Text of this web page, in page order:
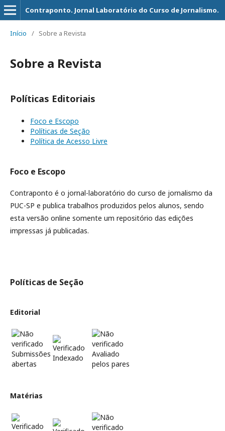
Contraponto. Jornal Laboratório do Curso de Jornalismo.
Início / Sobre a Revista
Sobre a Revista
Políticas Editoriais
Foco e Escopo
Políticas de Seção
Política de Acesso Livre
Foco e Escopo
Contraponto é o jornal-laboratório do curso de jornalismo da
PUC-SP e publica trabalhos produzidos pelos alunos, sendo
esta versão online somente um repositório das edições
impressas já publicadas.
Políticas de Seção
Editorial
Submissões
abertas
Indexado
Avaliado
pelos pares
Matérias